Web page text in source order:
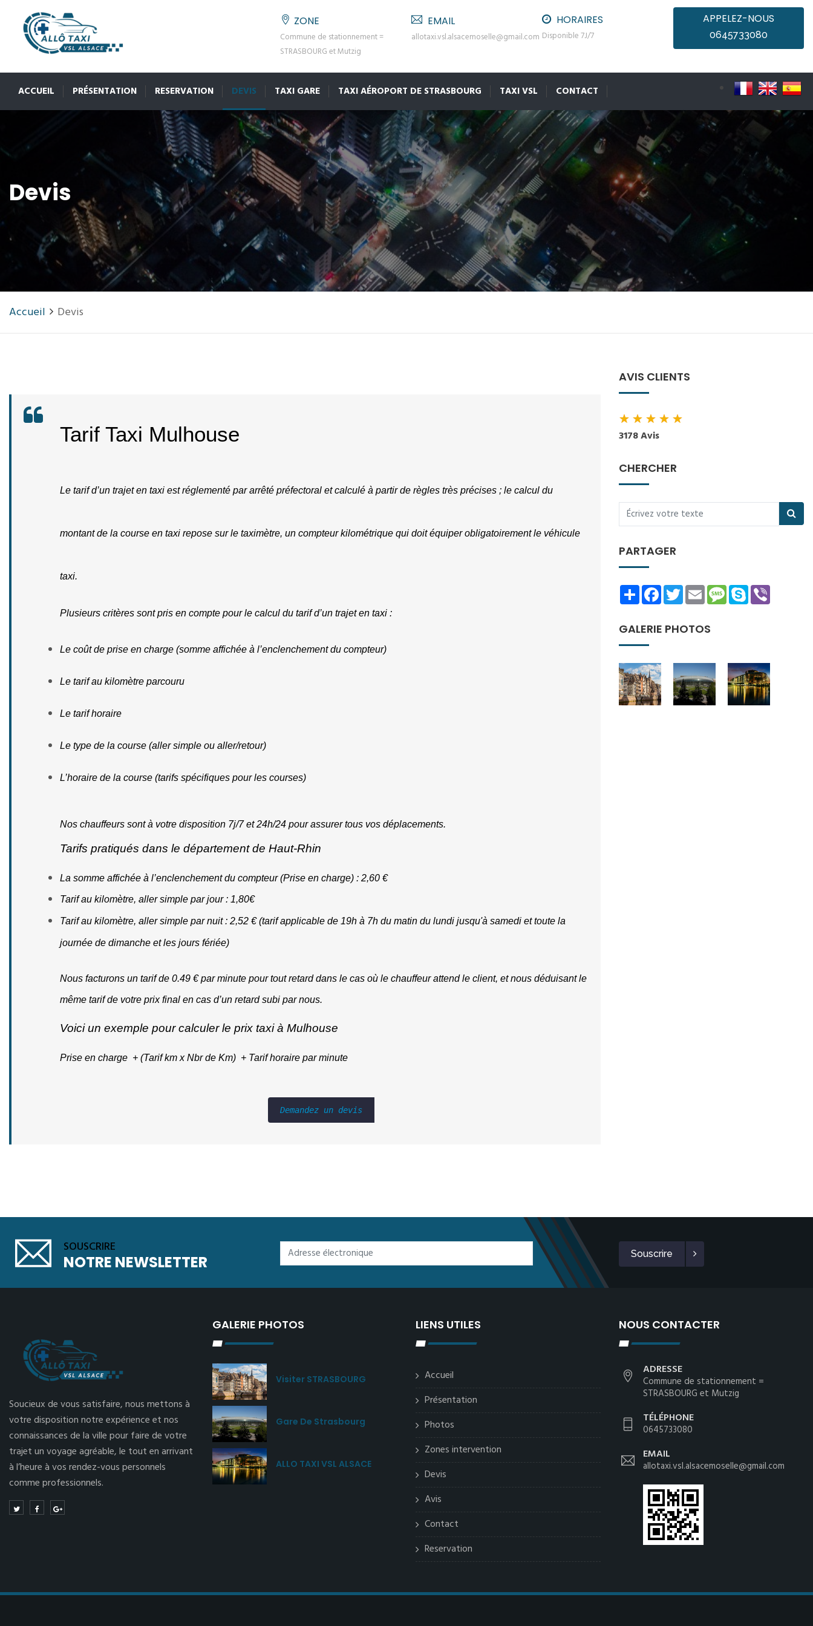
ZONE
Commune de stationnement =
STRASBOURG et Mutzig
EMAIL
allotaxi.vsl.alsacemoselle@gmail.com
HORAIRES
Disponible 7J/7
APPELEZ-NOUS
0645733080
ACCUEIL PRÉSENTATION RESERVATION DEVIS TAXI GARE TAXI AÉROPORT DE STRASBOURG TAXI VSL CONTACT
Devis
Accueil Devis
Tarif Taxi Mulhouse
Le tarif d’un trajet en taxi est réglementé par arrêté préfectoral et calculé à partir de règles très précises ; le calcul du
montant de la course en taxi repose sur le taximètre, un compteur kilométrique qui doit équiper obligatoirement le véhicule
taxi.
Plusieurs critères sont pris en compte pour le calcul du tarif d’un trajet en taxi :
Le coût de prise en charge (somme affichée à l’enclenchement du compteur)
Le tarif au kilomètre parcouru
Le tarif horaire
Le type de la course (aller simple ou aller/retour)
L’horaire de la course (tarifs spécifiques pour les courses)
Nos chauffeurs sont à votre disposition 7j/7 et 24h/24 pour assurer tous vos déplacements.
Tarifs pratiqués dans le département de Haut-Rhin
La somme affichée à l’enclenchement du compteur (Prise en charge) : 2,60 €
Tarif au kilomètre, aller simple par jour : 1,80€
Tarif au kilomètre, aller simple par nuit : 2,52 € (tarif applicable de 19h à 7h du matin du lundi jusqu'à samedi et toute la
journée de dimanche et les jours fériée)
Nous facturons un tarif de 0.49 € par minute pour tout retard dans le cas où le chauffeur attend le client, et nous déduisant le
même tarif de votre prix final en cas d’un retard subi par nous.
Voici un exemple pour calculer le prix taxi à Mulhouse
Prise en charge  + (Tarif km x Nbr de Km)  + Tarif horaire par minute
Demandez un devis
AVIS CLIENTS
★★★★★
3178 Avis
CHERCHER
PARTAGER
ShareFacebookTwitterEmailMessage
Skype
GALERIE PHOTOS
SOUSCRIRE
NOTRE NEWSLETTER Souscrire
Soucieux de vous satisfaire, nous mettons à
votre disposition notre expérience et nos
connaissances de la ville pour faire de votre
trajet un voyage agréable, le tout en arrivant
à l’heure à vos rendez-vous personnels
comme professionnels.
GALERIE PHOTOS
Visiter STRASBOURG
Gare De Strasbourg
ALLO TAXI VSL ALSACE
LIENS UTILES
Accueil
Présentation
Photos
Zones intervention
Devis
Avis
Contact
Reservation
NOUS CONTACTER
ADRESSE
Commune de stationnement =
STRASBOURG et Mutzig
TÉLÉPHONE
0645733080
EMAIL
allotaxi.vsl.alsacemoselle@gmail.com